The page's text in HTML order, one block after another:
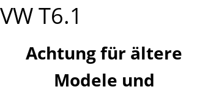
VW T6.1
Achtung für ältere
Modele und